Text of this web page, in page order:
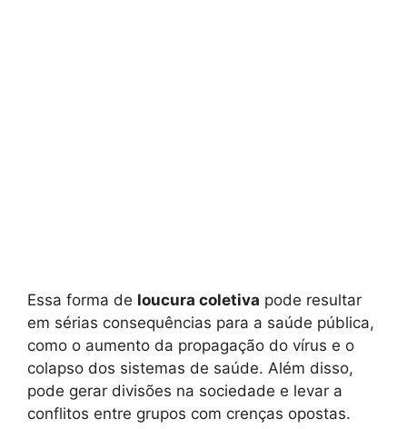
Essa forma de loucura coletiva pode resultar
em sérias consequências para a saúde pública,
como o aumento da propagação do vírus e o
colapso dos sistemas de saúde. Além disso,
pode gerar divisões na sociedade e levar a
conflitos entre grupos com crenças opostas.